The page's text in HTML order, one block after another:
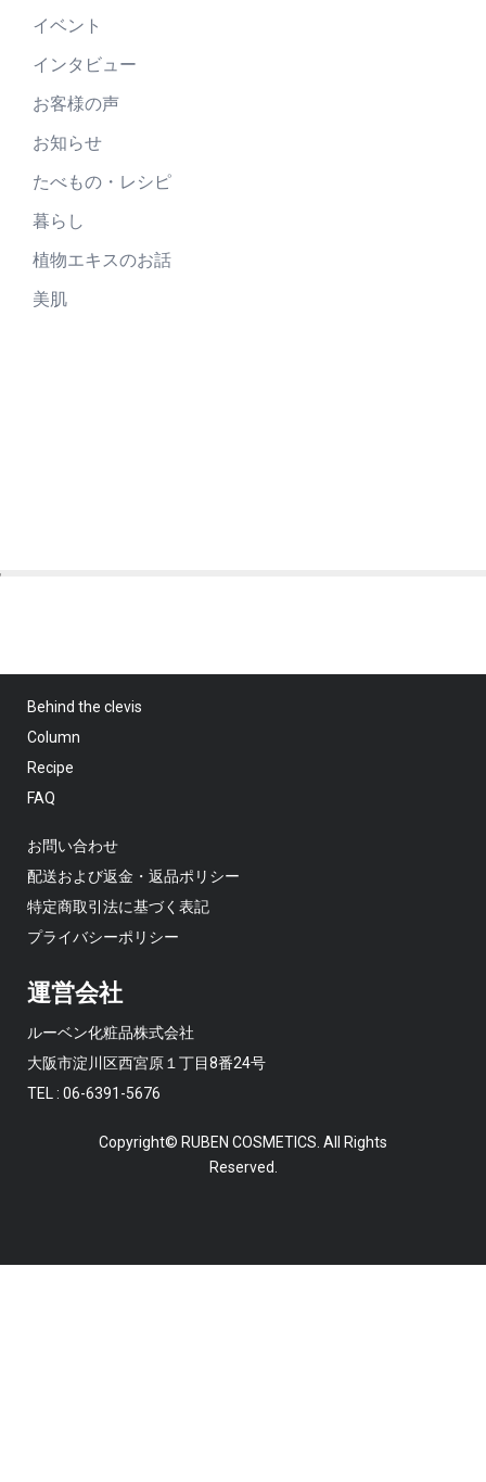
イベント
インタビュー
お客様の声
お知らせ
たべもの・レシピ
暮らし
植物エキスのお話
美肌
Behind the clevis
Column
Recipe
FAQ
お問い合わせ
配送および返金・返品ポリシー
特定商取引法に基づく表記
プライバシーポリシー
運営会社
ルーベン化粧品株式会社
大阪市淀川区西宮原１丁目8番24号
TEL : 06-6391-5676
Copyright© RUBEN COSMETICS. All Rights
Reserved.